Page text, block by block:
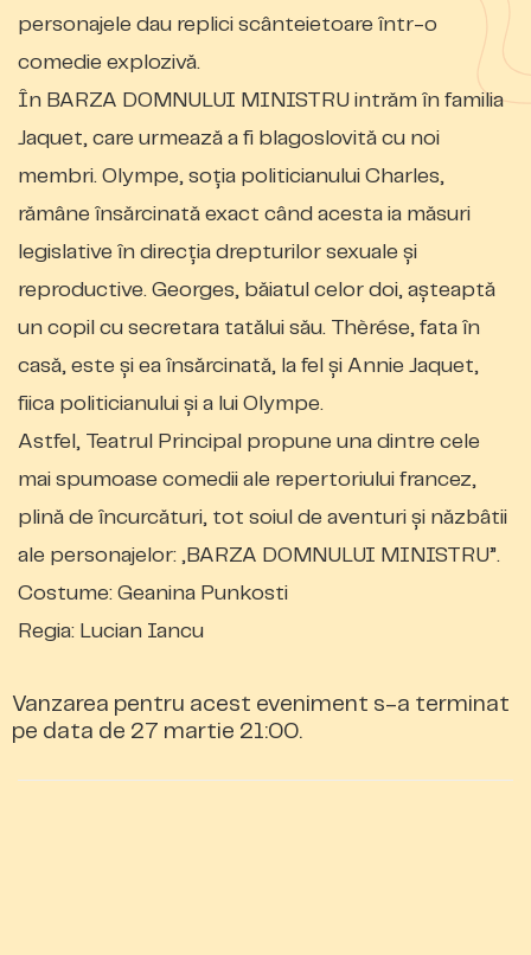
personajele dau replici scânteietoare într-o
comedie explozivă.
​În BARZA DOMNULUI MINISTRU intrăm în familia
Jaquet, care urmează a fi blagoslovită cu noi
membri. Olympe, soția politicianului Charles,
rămâne însărcinată exact când acesta ia măsuri
legislative în direcția drepturilor sexuale și
reproductive. Georges, băiatul celor doi, așteaptă
un copil cu secretara tatălui său. Thèrése, fata în
casă, este și ea însărcinată, la fel și Annie Jaquet,
fiica politicianului și a lui Olympe.
Astfel, Teatrul Principal propune una dintre cele
mai spumoase comedii ale repertoriului francez,
plină de încurcături, tot soiul de aventuri şi năzbâtii
ale personajelor: „BARZA DOMNULUI MINISTRU”.
​Costume: Geanina Punkosti
​Regia: Lucian Iancu
Vanzarea pentru acest eveniment s-a terminat
pe data de 27 martie 21:00.